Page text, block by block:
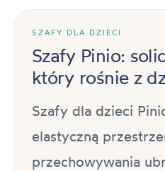
SZAFY DLA DZIECI
Szafy Pinio:
który rośnie z
Szafy dla dzieci
elastyczną
przechowywania